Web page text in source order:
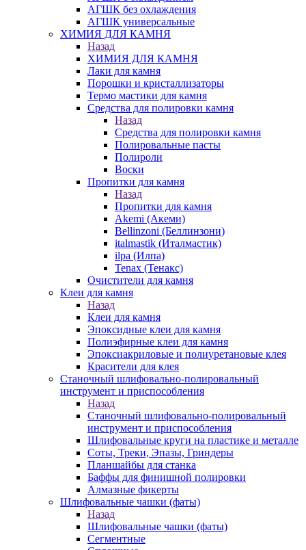
АГШК без охлаждения
АГШК универсальные
ХИМИЯ ДЛЯ КАМНЯ
Назад
ХИМИЯ ДЛЯ КАМНЯ
Лаки для камня
Порошки и кристаллизаторы
Термо мастики для камня
Средства для полировки камня
Назад
Средства для полировки камня
Полировальные пасты
Полироли
Воски
Пропитки для камня
Назад
Пропитки для камня
Akemi (Акеми)
Bellinzoni (Беллинзони)
italmastik (Италмастик)
ilpa (Илпа)
Tenax (Тенакс)
Очистители для камня
Клеи для камня
Назад
Клеи для камня
Эпоксидные клеи для камня
Полиэфирные клеи для камня
Эпоксиакриловые и полиуретановые клея
Красители для клея
Станочный шлифовально-полировальный
инструмент и приспособления
Назад
Станочный шлифовально-полировальный
инструмент и приспособления
Шлифовальные круги на пластике и металле
Соты, Треки, Эпазы, Гриндеры
Планшайбы для станка
Баффы для финишной полировки
Алмазные фикерты
Шлифовальные чашки (фаты)
Назад
Шлифовальные чашки (фаты)
Сегментные